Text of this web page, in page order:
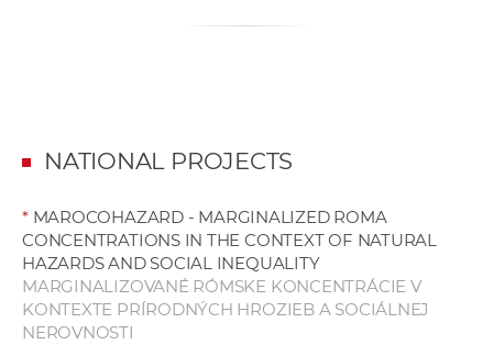
NATIONAL PROJECTS
*MAROCOHAZARD - MARGINALIZED ROMA
CONCENTRATIONS IN THE CONTEXT OF NATURAL
HAZARDS AND SOCIAL INEQUALITY
MARGINALIZOVANÉ RÓMSKE KONCENTRÁCIE V
KONTEXTE PRÍRODNÝCH HROZIEB A SOCIÁLNEJ
NEROVNOSTI